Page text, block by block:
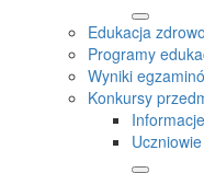
Edukacja
Programy
Wyniki
Konkursy
Informacje